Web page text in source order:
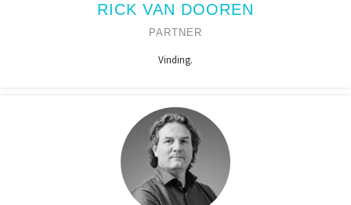
RICK VAN DOOREN
PARTNER
Vinding.